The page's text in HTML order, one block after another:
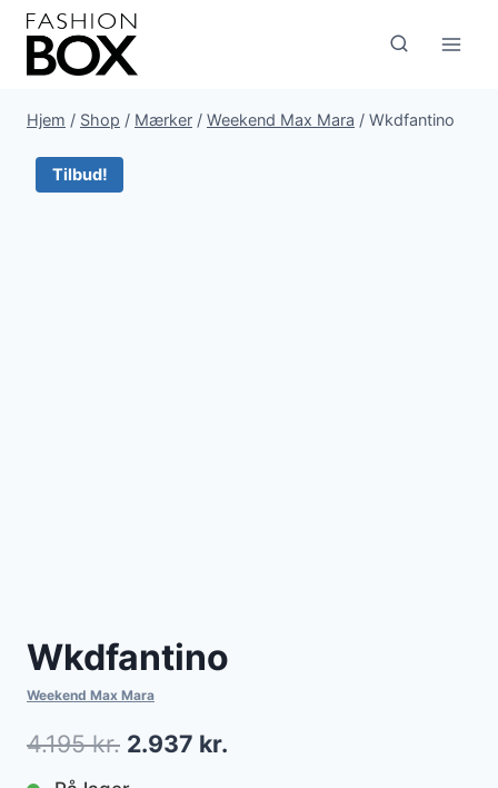
Fortsæt
indhold
Hjem / Shop / Mærker / Weekend Max Mara / Wkdfantino
Tilbud!
Wkdfantino
Weekend Max Mara
4.195kr. Den
oprindelige
2.937 kr.